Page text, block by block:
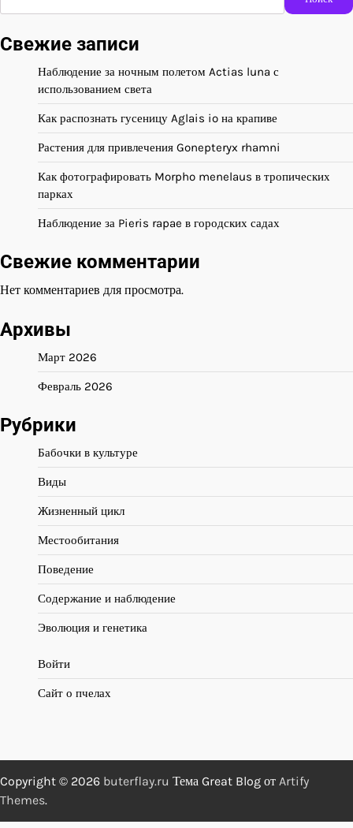
Свежие записи
Наблюдение за ночным полетом Actias luna с
использованием света
Как распознать гусеницу Aglais io на крапиве
Растения для привлечения Gonepteryx rhamni
Как фотографировать Morpho menelaus в тропических
парках
Наблюдение за Pieris rapae в городских садах
Свежие комментарии
Нет комментариев для просмотра.
Архивы
Март 2026
Февраль 2026
Рубрики
Бабочки в культуре
Виды
Жизненный цикл
Местообитания
Поведение
Содержание и наблюдение
Эволюция и генетика
Войти
Сайт о пчелах
Copyright © 2026 buterflay.ru Тема Great Blog от Artify
Themes.